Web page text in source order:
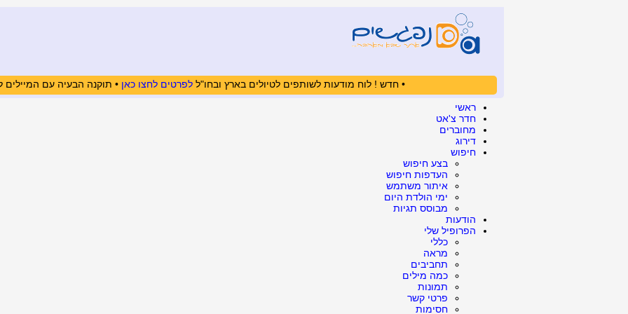
• חדש ! לוח מודעות לשותפים לטיולים בארץ ובחו"ללפרטים לחצו כאן • תוקנה הבעיה עם
ראשי
חדר צ'אט
מחוברים
דירוג
חיפוש
בצע חיפוש
העדפות חיפוש
איתור משתמש
ימי הולדת היום
מבוסס תגיות
הודעות
הפרופיל שלי
כללי
מראה
תחביבים
כמה מילים
תמונות
פרטי קשר
חסימות